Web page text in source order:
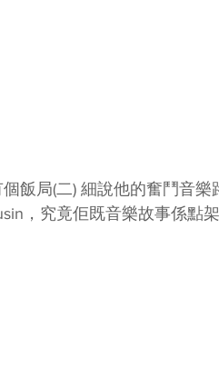
個飯局(二) 細說他的奮鬥音
，究竟佢既音樂故事係點